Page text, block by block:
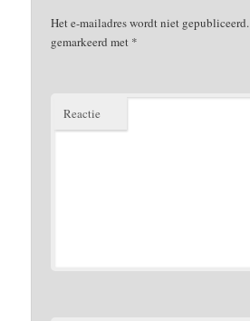
Het e-mailadres wordt niet gepubliceerd.
gemarkeerd met *
Reactie